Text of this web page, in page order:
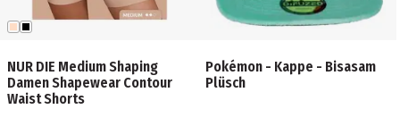
NUR DIE Medium Shaping
Damen Shapewear Contour
Waist Shorts
Pokémon - Kappe - Bisasam
Plüsch